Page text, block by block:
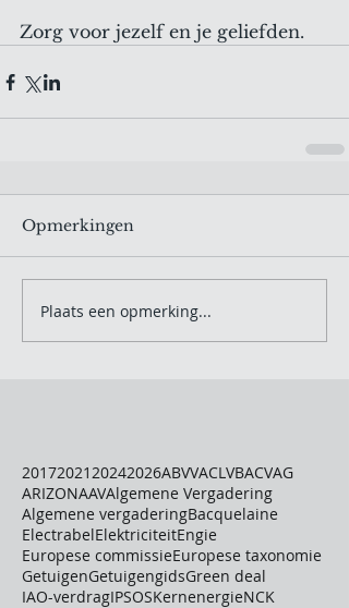
Zorg voor jezelf en je geliefden.
Opmerkingen
Plaats een opmerking...
2017202120242026ABVVACLVBACVAG
ARIZONAAVAlgemene Vergadering
Algemene vergaderingBacquelaine
ElectrabelElektriciteitEngie
Europese commissieEuropese taxonomie
GetuigenGetuigengidsGreen deal
IAO-verdragIPSOSKernenergieNCK